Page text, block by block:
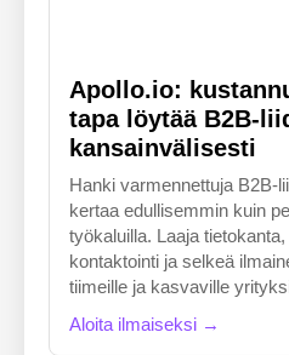
Apollo.io:
tapa löytää B2B-
kansainvälisesti
Hanki varmennettuja B2B-
kertaa edullisemmin kuin
työkaluilla. Laaja
kontaktointi ja selkeä
tiimeille ja kasvaville
Aloita ilmaiseksi →